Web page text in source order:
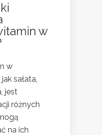
w
w
sałata,
jest
różnych
na ich